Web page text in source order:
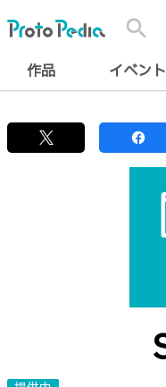
search
作品 イベント